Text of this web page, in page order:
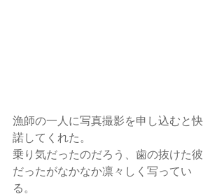
漁師の一人に写真撮影を申し込むと快
諾してくれた。
乗り気だったのだろう、歯の抜けた彼
だったがなかなか凛々しく写ってい
る。